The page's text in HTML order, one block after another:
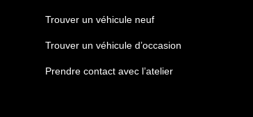
Trouver un véhicule neuf
Trouver un véhicule d’occasion
Prendre contact avec l’atelier